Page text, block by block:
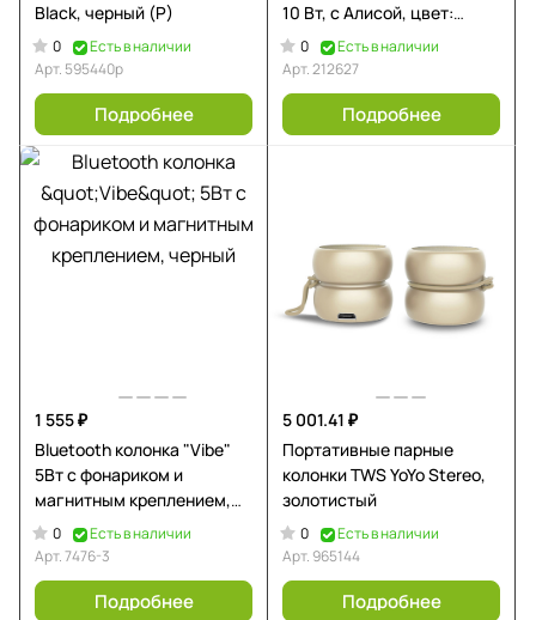
Black, черный (Р)
0
Есть в наличии
Арт. 595440p
Подробнее
10 Вт, с Алисой, цвет:
черный (YNDX-00020K)
0
Есть в наличии
Арт.212627
Подробнее
1 555 ₽
Bluetooth колонка "Vibe"
5Вт с фонариком и
магнитным креплением,
черный
0
Есть в наличии
Арт.7476-3
Подробнее
5 001.41 ₽
Портативные парные
колонки TWS YoYo Stereo,
золотистый
0
Есть в наличии
Арт. 965144
Подробнее